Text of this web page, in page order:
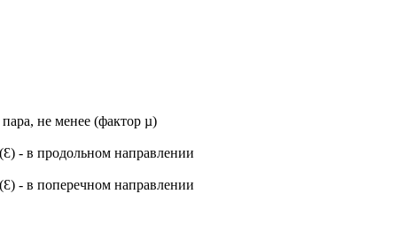
не менее (фактор µ)
- в продольном направлении
- в поперечном направлении